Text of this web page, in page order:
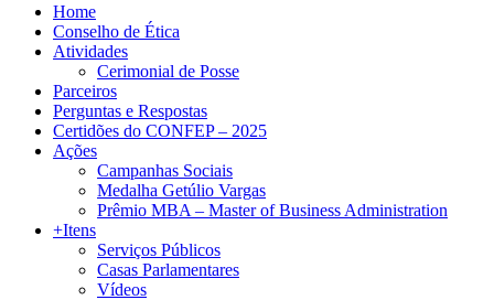
Home
Conselho de Ética
Atividades
Cerimonial de Posse
Parceiros
Perguntas e Respostas
Certidões do CONFEP – 2025
Ações
Campanhas Sociais
Medalha Getúlio Vargas
Prêmio MBA – Master of Business Administration
+Itens
Serviços Públicos
Casas Parlamentares
Vídeos